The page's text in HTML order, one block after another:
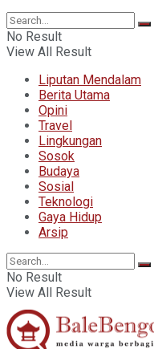
No Result
View All Result
Liputan Mendalam
Berita Utama
Opini
Travel
Lingkungan
Sosok
Budaya
Sosial
Teknologi
Gaya Hidup
Arsip
No Result
View All Result